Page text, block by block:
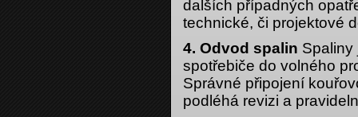
dalších případných
technické, či projektové
4. Odvod spalin Spaliny
spotřebiče do volného
Správné připojení
podléhá revizi a